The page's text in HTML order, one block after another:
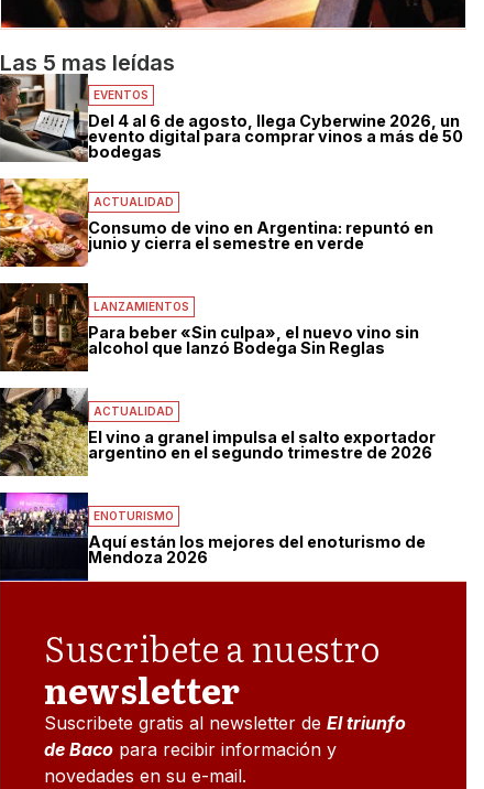
Las 5 mas leídas
EVENTOS
Del 4 al 6 de agosto, llega Cyberwine 2026, un
evento digital para comprar vinos a más de 50
bodegas
ACTUALIDAD
Consumo de vino en Argentina: repuntó en
junio y cierra el semestre en verde
LANZAMIENTOS
Para beber «Sin culpa», el nuevo vino sin
alcohol que lanzó Bodega Sin Reglas
ACTUALIDAD
El vino a granel impulsa el salto exportador
argentino en el segundo trimestre de 2026
ENOTURISMO
Aquí están los mejores del enoturismo de
Mendoza 2026
Suscribete a nuestro
newsletter
Suscribete gratis al newsletter deEl triunfo
de Baco para recibir información y
novedades en su e-mail.